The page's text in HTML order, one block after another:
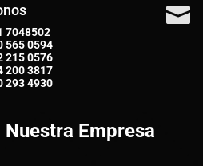
7048502
565 0594
215 0576
200 3817
293 4930

Nuestra Empresa